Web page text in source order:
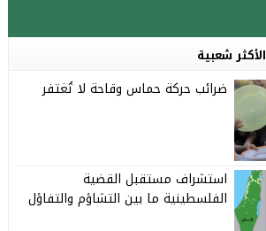
الأكثر شعبية
ضرائب حركة حماس وقاحة لا تُغتفر
استشراف مستقبل القضية
الفلسطينية ما بين التشاؤم والتفاؤل